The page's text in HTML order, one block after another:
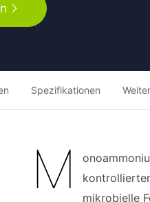
Spezifikationen
M
mikrobielle